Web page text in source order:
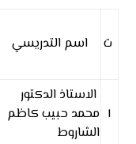
ت اسم التدريسي
١
الاستاذ الدكتور
محمد حبيب كاظم
الشاروط